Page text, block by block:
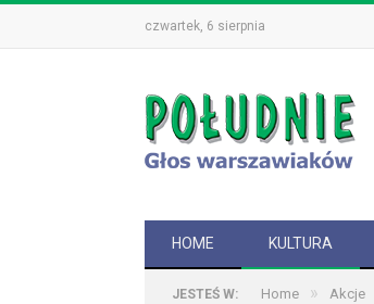
czwartek, 6 sierpnia
HOME KULTURA
JESTEŚ W: Home » Akcje